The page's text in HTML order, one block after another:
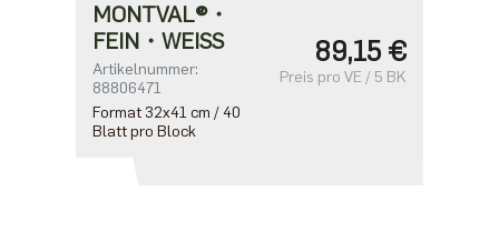
MONTVAL®・
FEIN・WEISS
Artikelnummer:
88806471
Format 32x41 cm / 40
Blatt pro Block
89,15 €
Preis pro VE / 5 BK